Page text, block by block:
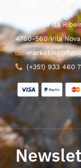
Rua Ponte da
4760-560 Vila
(+351) 933 460